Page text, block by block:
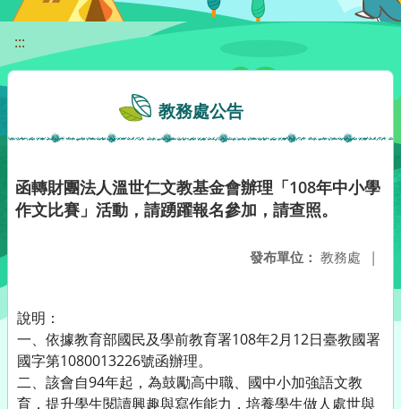
:::
教務處公告
函轉財團法人溫世仁文教基金會辦理「108年中小學
作文比賽」活動，請踴躍報名參加，請查照。
發布單位： 教務處 |
說明：
一、依據教育部國民及學前教育署108年2月12日臺教國署
國字第1080013226號函辦理。
二、該會自94年起，為鼓勵高中職、國中小加強語文教
育，提升學生閱讀興趣與寫作能力，培養學生做人處世與